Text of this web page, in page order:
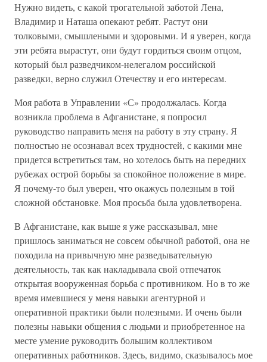
Нужно видеть, с какой трогательной заботой Лена,
Владимир и Наташа опекают ребят. Растут они
толковыми, смышлеными и здоровыми. И я уверен, когда
эти ребята вырастут, они будут гордиться своим отцом,
который был разведчиком-нелегалом российской
разведки, верно служил Отечеству и его интересам.
Моя работа в Управлении «С» продолжалась. Когда
возникла проблема в Афганистане, я попросил
руководство направить меня на работу в эту страну. Я
полностью не осознавал всех трудностей, с какими мне
придется встретиться там, но хотелось быть на передних
рубежах острой борьбы за спокойное положение в мире.
Я почему-то был уверен, что окажусь полезным в той
сложной обстановке. Моя просьба была удовлетворена.
В Афганистане, как выше я уже рассказывал, мне
пришлось заниматься не совсем обычной работой, она не
походила на привычную мне разведывательную
деятельность, так как накладывала свой отпечаток
открытая вооруженная борьба с противником. Но в то же
время имевшиеся у меня навыки агентурной и
оперативной практики были полезными. И очень были
полезны навыки общения с людьми и приобретенное на
месте умение руководить большим коллективом
оперативных работников. Здесь, видимо, сказывалось мое